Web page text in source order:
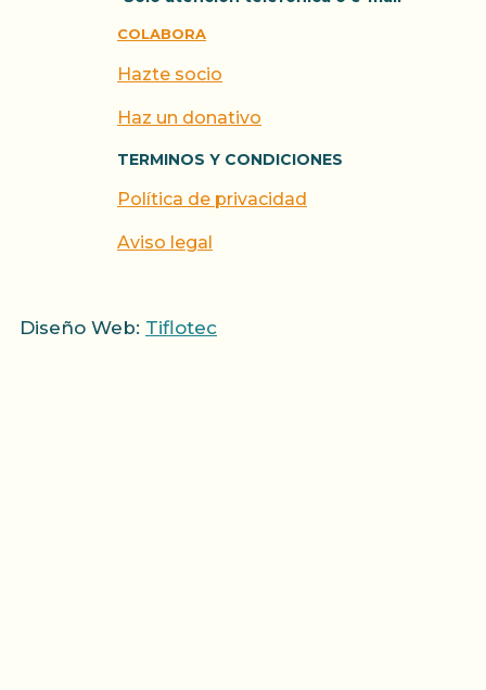
COLABORA
Hazte socio
Haz un donativo
TERMINOS Y CONDICIONES
Política de privacidad
Aviso legal
Diseño Web: Tiflotec